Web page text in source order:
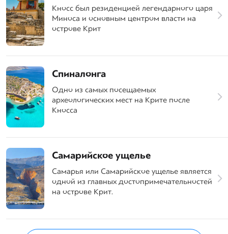
Кносс был резиденцией легендарного царя
Миноса и основным центром власти на
острове Крит
Спиналонга
Одно из самых посещаемых
археологических мест на Крите после
Кносса
Самарийское ущелье
Самарья или Самарийское ущелье является
одной из главных достопримечательностей
на острове Крит.